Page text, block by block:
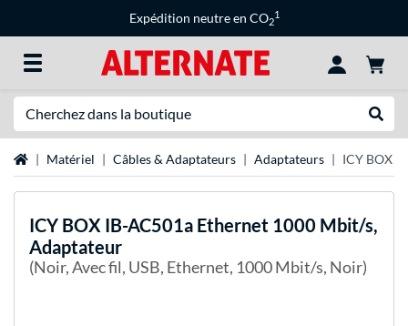
Expédition neutre en CO2
1
Page d'accueil
Matériel Câbles & Adaptateurs Adaptateurs ICY BOX
ICY BOX IB-AC501a Ethernet 1000 Mbit/s,
Adaptateur
(Noir, Avec fil, USB, Ethernet, 1000 Mbit/s, Noir)